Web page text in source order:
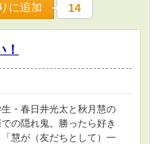
に追加 14
・春日井光太と秋月慧の
の隠れ鬼。勝ったら好き
慧が（友だちとして）一